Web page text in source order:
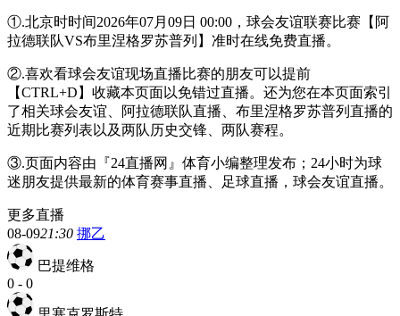
①.北京时时间2026年07月09日 00:00，球会友谊联赛比赛【阿
拉德联队VS布里涅格罗苏普列】准时在线免费直播。
②.喜欢看球会友谊现场直播比赛的朋友可以提前
【CTRL+D】收藏本页面以免错过直播。还为您在本页面索引
了相关球会友谊、阿拉德联队直播、布里涅格罗苏普列直播的
近期比赛列表以及两队历史交锋、两队赛程。
③.页面内容由『24直播网』体育小编整理发布；24小时为球
迷朋友提供最新的体育赛事直播、足球直播，球会友谊直播。
更多直播
08-0921:30 挪乙
巴提维格
0 - 0